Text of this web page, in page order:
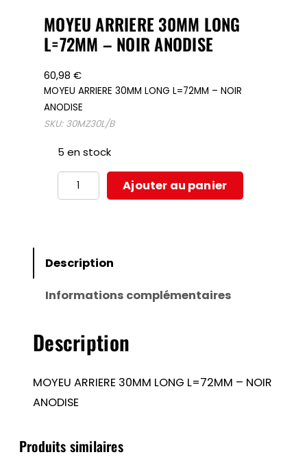
MOYEU ARRIERE 30MM LONG
L=72MM – NOIR ANODISE
60,98€
MOYEU ARRIERE 30MM LONG L=72MM – NOIR
ANODISE
SKU: 30MZ30L/B
5 en stock
quantité
de
30MM
L=72MM
NOIR
ANODISE
Ajouter au panier
Description
Informations complémentaires
Description
MOYEU ARRIERE 30MM LONG L=72MM – NOIR
ANODISE
Produits similaires